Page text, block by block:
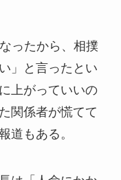
ったから、相撲
」と言ったとい
上がっていいの
関係者が慌てて
道もある。